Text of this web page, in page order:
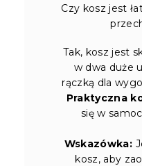
Czy kosz jest
Tak, kosz jest
w dwa duże
rączką dla
Praktyczna
się w
Wskazówka:
kosz, aby